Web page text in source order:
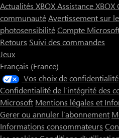
Actualités XBOXAssistance XBOX
communautéAvertissement sur
photosensibilitéCompte
Retours Suivi des commandes
Jeux
Français (France)
Vos choix de confidentialité
Confidentialité de l’intégrité des
Microsoft Mentions légales et
Gerer ou annuler l’abonnement
Informations consommateurs